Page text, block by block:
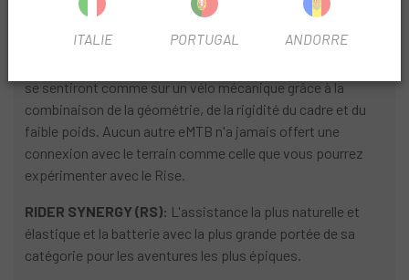
parcours ne seront pas non plus un problème pour le
nouveau Rise grâce à l'exceptionnelle portée de sa batterie.
se sentiront comme sur un vélo mécanique grâce à la
combinaison de la géométrie, de la rigidité du cadre et du
faible poids. Aucun autre eMTB n'a jamais offert une
connexion avec le terrain comme celle que vous pourrez
expérimenter avec le Rise.
RIDER SYNERGY (RS): L'assistance la plus naturelle et
élastique et la batterie avec la plus grande portée de sa
catégorie pour les aventures les plus épiques.
ITALIE PORTUGAL ANDORRE